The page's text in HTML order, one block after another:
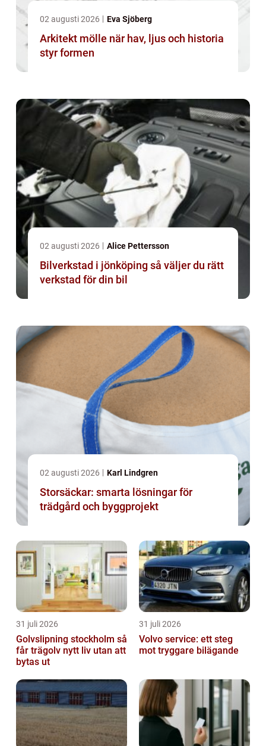
02 augusti 2026 Eva Sjöberg
Arkitekt mölle när hav, ljus och historia
styr formen
02 augusti 2026 Alice Pettersson
Bilverkstad i jönköping så väljer du rätt
verkstad för din bil
02 augusti 2026 Karl Lindgren
Storsäckar: smarta lösningar för
trädgård och byggprojekt
31 juli 2026
Golvslipning stockholm så
får trägolv nytt liv utan att
bytas ut
31 juli 2026
Volvo service: ett steg
mot tryggare bilägande